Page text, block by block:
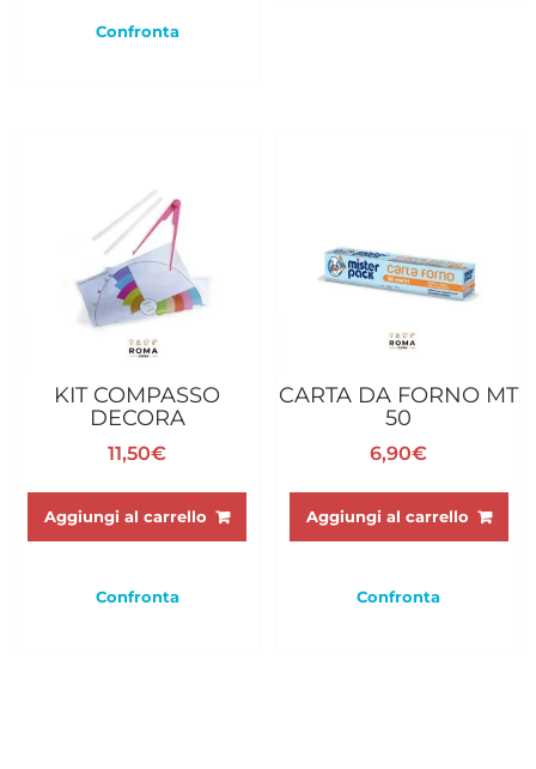
Confronta
prodotto
KIT COMPASSO
DECORA
11,50€
Aggiungi al carrello
Confronta
CARTA DA FORNO MT
50
6,90€
Aggiungi al carrello
Confronta